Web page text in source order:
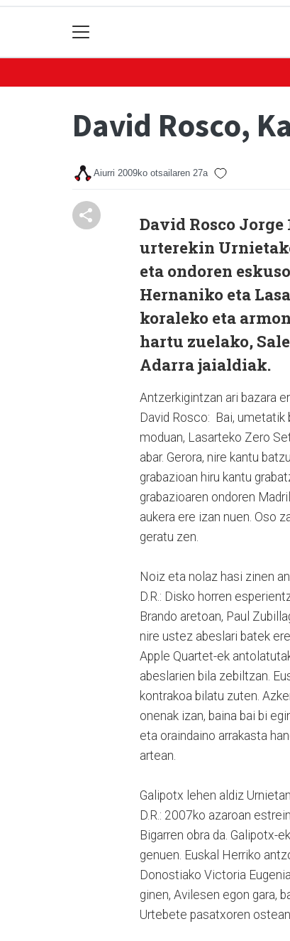
David Rosco,
Aiurri 2009ko otsailaren 27a
David Rosco
urterekin
eta ondoren
Hernaniko eta
koraleko eta
hartu zuelako,
Adarra jaialdiak.
Antzerkigintzan ari bazara
David Rosco: Bai, umetatik
moduan, Lasarteko Zero
abar. Gerora, nire kantu
grabazioan hiru kantu
grabazioaren ondoren
aukera ere izan nuen. Oso
geratu zen.
Noiz eta nolaz hasi zinen
D.R.: Disko horren
Brando aretoan, Paul
nire ustez abeslari batek
Apple Quartet-ek
abeslarien bila zebiltzan.
kontrakoa bilatu zuten.
onenak izan, baina bai bi
eta oraindaino arrakasta
artean.
Galipotx lehen aldiz
D.R.: 2007ko azaroan
Bigarren obra da. Galipotx-
genuen. Euskal Herriko
Donostiako Victoria
ginen, Avilesen egon gara,
Urtebete pasatxoren